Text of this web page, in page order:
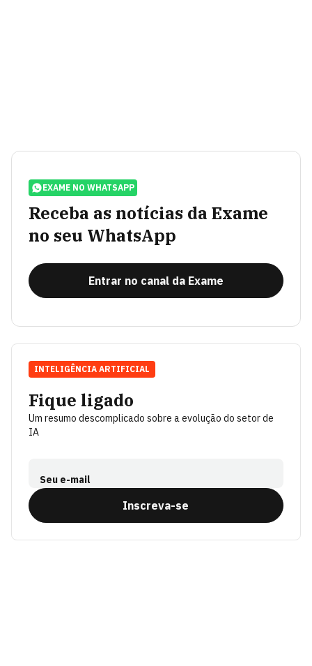
EXAME NO WHATSAPP
Receba as notícias da Exame
no seu WhatsApp
Entrar no canal da Exame
Fique ligado
Um resumo descomplicado sobre a evolução do setor de
IA
Seu e-mail
Inscreva-se
INTELIGÊNCIA ARTIFICIAL